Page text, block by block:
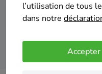
l’utilisation de tous
dans notre